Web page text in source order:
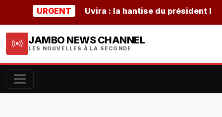
URGENT Uvira : la hantise du président
JAMBO NEWS CHANNEL
LES NOUVELLES À LA SECONDE